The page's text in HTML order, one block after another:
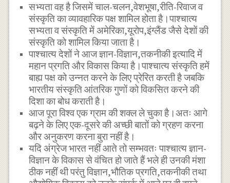
सभ्यता वह है जिसमें चाल-चलन,वेशभूषा,रीति-रिवाज व
संस्कृति का व्यावहारिक पक्ष शामिल होता है।पाश्चात्य
सभ्यता व संस्कृति में अमेरिका,यूरोप,इंग्लैंड जैसे देशों की
संस्कृति को शामिल किया जाता है।
पाश्चात्य देशों ने आज ज्ञान-विज्ञान,तकनीकी इत्यादि में
महान प्रगति और विकास किया है।पाश्चात्य संस्कृति हमें
बाह्य पक्ष को उन्नत करने के लिए प्रेरित करती है जबकि
भारतीय संस्कृति आंतरिक गुणों को विकसित करने की
दिशा का बोध कराती है।
आज पूरा विश्व एक ग्राम की शक्ल ले चुका है।अतः आगे
बढ़ने के लिए एक-दूसरे की अच्छी बातों को ग्रहण करना
और अनुकरण करना बुरा नहीं है।
यदि अंग्रेज भारत नहीं आते तो सम्भवतः पाश्चात्य ज्ञान-
विज्ञान के विकास से वंचित हो जाते हैं भले ही उनकी मंशा
ठीक नहीं थी परंतु विज्ञान,भौतिक प्रगति,तकनीकी तथा